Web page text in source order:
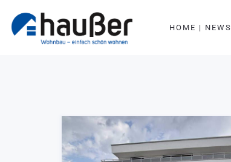
HOME | NEWS